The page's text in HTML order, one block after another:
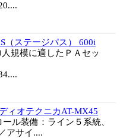
（ステージパス） 600i
規模に適したＰＡセッ
ィオテクニカAT-MX45
ル装備：ライン５系統、
アサイ....